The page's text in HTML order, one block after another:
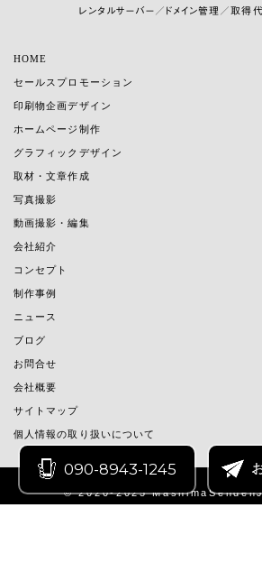
レンタルサーバー／ドメイン管理／取得
HOME
セールスプロモーション
印刷物企画デザイン
ホームページ制作
グラフィックデザイン
取材・文章作成
写真撮影
動画撮影・編集
会社紹介
コンセプト
制作事例
ニュース
ブログ
お問合せ
会社概要
サイトマップ
個人情報の取り扱いについて
© 2020-2025
090-8943-1245